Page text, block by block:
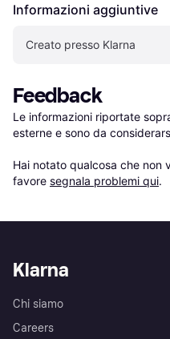
Informazioni aggiuntive
Creato presso Klarna
Feedback
Le informazioni riportate
esterne e sono da
Hai notato qualcosa che non
favore segnala problemi qui.
Klarna
Chi siamo
Careers